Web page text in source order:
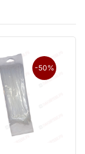
-50%